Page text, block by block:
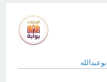
ابوعبدالله